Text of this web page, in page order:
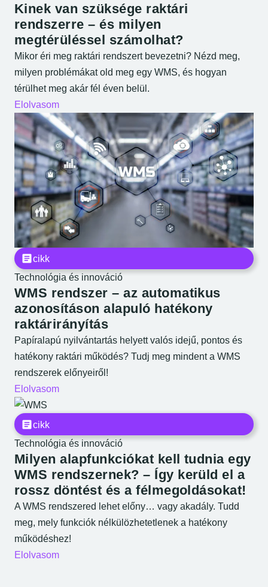
Kinek van szüksége raktári
rendszerre – és milyen
megtérüléssel számolhat?
Mikor éri meg raktári rendszert bevezetni? Nézd meg,
milyen problémákat old meg egy WMS, és hogyan
térülhet meg akár fél éven belül.
Elolvasom
cikk
Technológia és innováció
WMS rendszer – az automatikus
azonosításon alapuló hatékony
raktárirányítás
Papíralapú nyilvántartás helyett valós idejű, pontos és
hatékony raktári működés? Tudj meg mindent a WMS
rendszerek előnyeiről!
Elolvasom
cikk
Technológia és innováció
Milyen alapfunkciókat kell tudnia egy
WMS rendszernek? – Így kerüld el a
rossz döntést és a félmegoldásokat!
A WMS rendszered lehet előny… vagy akadály. Tudd
meg, mely funkciók nélkülözhetetlenek a hatékony
működéshez!
Elolvasom